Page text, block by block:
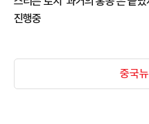
진행중
중국